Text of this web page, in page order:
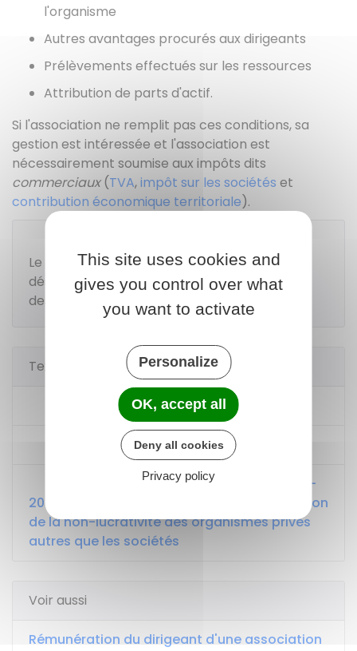
l'organisme
Autres avantages procurés aux dirigeants
Prélèvements effectués sur les ressources
Attribution de parts d'actif.
Si l'association ne remplit pas ces conditions, sa
gestion est intéressée et l'association est
nécessairement soumise aux impôts dits
commerciaux(TVA,impôt sur les sociétés et
contribution économique territoriale).
Le fait qu'une association ait une gestion
désintéressée ne l'empêche pas d'employer
des salariés.
Textes de référence
Code général des impôts : article 207
Code général des impôts : article 261
Bofip-Impôts n°BOI-IS-CHAMP 10-50-10-
20 relatif aux critères généraux d'appréciation
de la non-lucrativité des organismes privés
autres que les sociétés
Voir aussi
Rémunération du dirigeant d'une association
This site uses cookies and
gives you control over what
you want to activate
Personalize
OK, accept all
Deny all cookies
Privacy policy